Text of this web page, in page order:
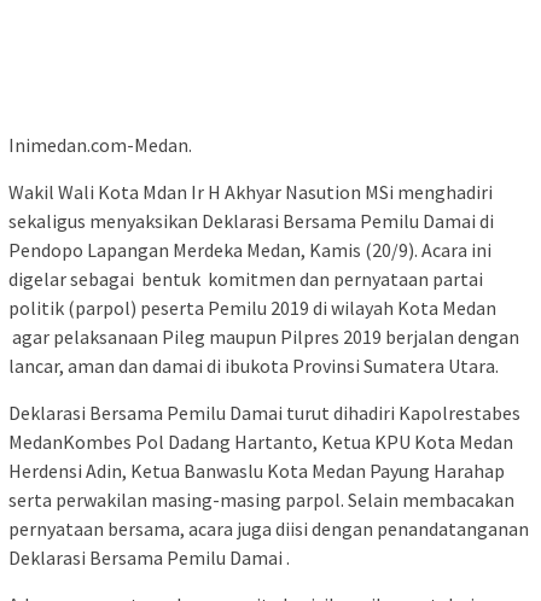
Inimedan.com-Medan.
Wakil Wali Kota Mdan Ir H Akhyar Nasution MSi menghadiri
sekaligus menyaksikan Deklarasi Bersama Pemilu Damai di
Pendopo Lapangan Merdeka Medan, Kamis (20/9). Acara ini
digelar sebagai bentuk komitmen dan pernyataan partai
politik (parpol) peserta Pemilu 2019 di wilayah Kota Medan
agar pelaksanaan Pileg maupun Pilpres 2019 berjalan dengan
lancar, aman dan damai di ibukota Provinsi Sumatera Utara.
Deklarasi Bersama Pemilu Damai turut dihadiri Kapolrestabes
MedanKombes Pol Dadang Hartanto, Ketua KPU Kota Medan
Herdensi Adin, Ketua Banwaslu Kota Medan Payung Harahap
serta perwakilan masing-masing parpol. Selain membacakan
pernyataan bersama, acara juga diisi dengan penandatanganan
Deklarasi Bersama Pemilu Damai .